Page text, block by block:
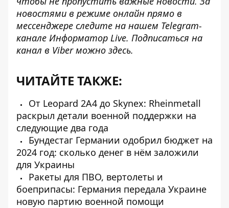
новостями в режиме онлайн прямо в
мессенджере следите на нашем Telegram-
канале Информатор Live. Подписаться на
канал в Viber можно здесь.
ЧИТАЙТЕ ТАКЖЕ:
От Leopard 2A4 до Skynex: Rheinmetall
раскрыл детали военной поддержки на
следующие два года
Бундестаг Германии одобрил бюджет на
2024 год: сколько денег в нём заложили
для Украины
Ракеты для ПВО, вертолеты и
боеприпасы: Германия передала Украине
новую партию военной помощи